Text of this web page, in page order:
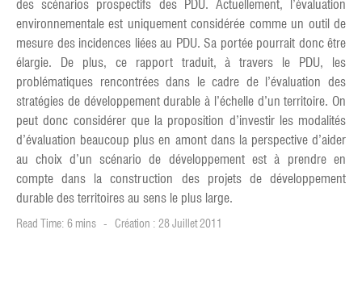
des scénarios prospectifs des PDU. Actuellement, l’évaluation
environnementale est uniquement considérée comme un outil de
mesure des incidences liées au PDU. Sa portée pourrait donc être
élargie. De plus, ce rapport traduit, à travers le PDU, les
problématiques rencontrées dans le cadre de l’évaluation des
stratégies de développement durable à l’échelle d’un territoire. On
peut donc considérer que la proposition d’investir les modalités
d’évaluation beaucoup plus en amont dans la perspective d’aider
au choix d’un scénario de développement est à prendre en
compte dans la construction des projets de développement
durable des territoires au sens le plus large.
Read Time: 6 mins Création : 28 Juillet 2011